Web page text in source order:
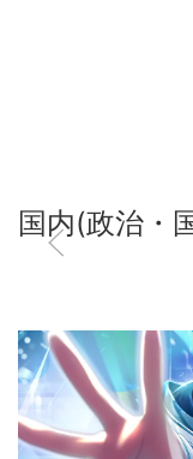
国内(政治・